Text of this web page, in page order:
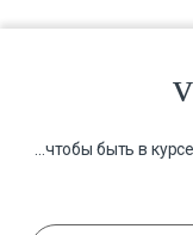
...чтобы быть в